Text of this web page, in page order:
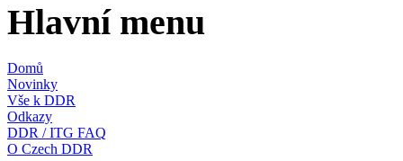
Hlavní menu
Domů
Novinky
Vše k DDR
Odkazy
DDR / ITG FAQ
O Czech DDR